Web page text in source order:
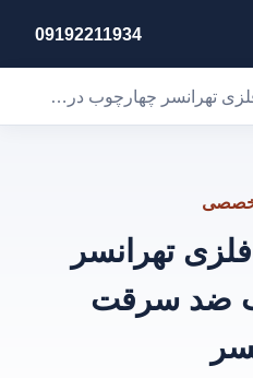
09192211934
چهارچوب درب فلزی تهرانسر چهارچوب درب ضد سرقت تهرانسر
تهرانسر
ضد سرقت